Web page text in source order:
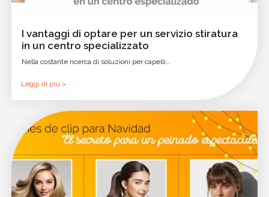
I vantaggi di optare per un servizio stiratura
in un centro specializzato
Nella costante ricerca di soluzioni per capelli…
Leggi di più >